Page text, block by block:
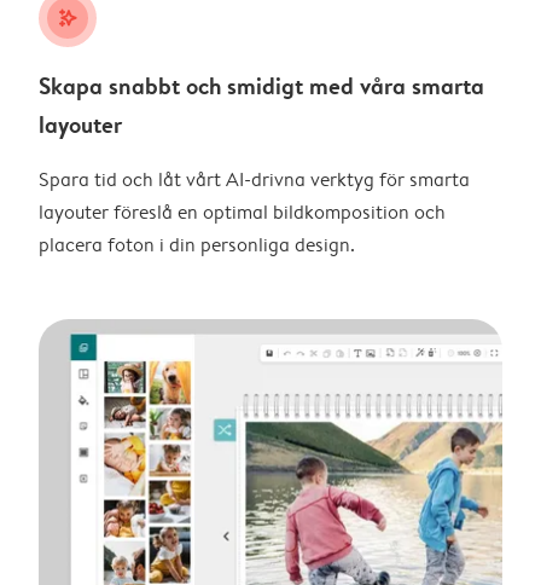
stars_plus
Skapa snabbt och smidigt med våra smarta
layouter
Spara tid och låt vårt AI-drivna verktyg för smarta
layouter föreslå en optimal bildkomposition och
placera foton i din personliga design.